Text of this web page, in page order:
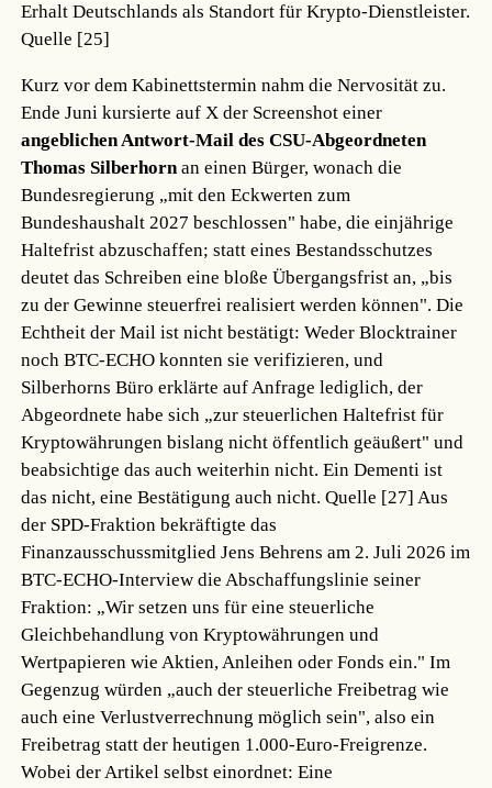
Erhalt Deutschlands als Standort für Krypto-Dienstleister.
Quelle [25]
Kurz vor dem Kabinettstermin nahm die Nervosität zu.
Ende Juni kursierte auf X der Screenshot einer
angeblichen Antwort-Mail des CSU-Abgeordneten
Thomas Silberhornan einen Bürger, wonach die
Bundesregierung „mit den Eckwerten zum
Bundeshaushalt 2027 beschlossen" habe, die einjährige
Haltefrist abzuschaffen; statt eines Bestandsschutzes
deutet das Schreiben eine bloße Übergangsfrist an, „bis
zu der Gewinne steuerfrei realisiert werden können". Die
Echtheit der Mail ist nicht bestätigt: Weder Blocktrainer
noch BTC-ECHO konnten sie verifizieren, und
Silberhorns Büro erklärte auf Anfrage lediglich, der
Abgeordnete habe sich „zur steuerlichen Haltefrist für
Kryptowährungen bislang nicht öffentlich geäußert" und
beabsichtige das auch weiterhin nicht. Ein Dementi ist
das nicht, eine Bestätigung auch nicht.Quelle [27] Aus
der SPD-Fraktion bekräftigte das
Finanzausschussmitglied Jens Behrens am 2. Juli 2026 im
BTC-ECHO-Interview die Abschaffungslinie seiner
Fraktion: „Wir setzen uns für eine steuerliche
Gleichbehandlung von Kryptowährungen und
Wertpapieren wie Aktien, Anleihen oder Fonds ein." Im
Gegenzug würden „auch der steuerliche Freibetrag wie
auch eine Verlustverrechnung möglich sein", also ein
Freibetrag statt der heutigen 1.000-Euro-Freigrenze.
Wobei der Artikel selbst einordnet: Eine